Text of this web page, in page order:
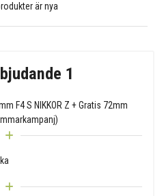
är nya
1
F4 S NIKKOR Z + Gratis 72mm